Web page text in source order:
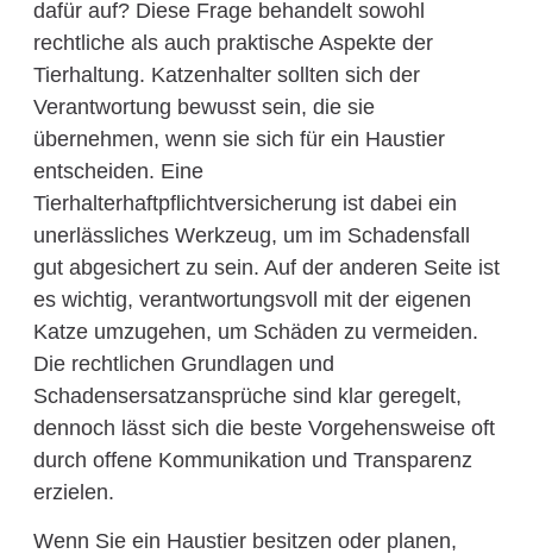
dafür auf? Diese Frage behandelt sowohl
rechtliche als auch praktische Aspekte der
Tierhaltung. Katzenhalter sollten sich der
Verantwortung bewusst sein, die sie
übernehmen, wenn sie sich für ein Haustier
entscheiden. Eine
Tierhalterhaftpflichtversicherung ist dabei ein
unerlässliches Werkzeug, um im Schadensfall
gut abgesichert zu sein. Auf der anderen Seite ist
es wichtig, verantwortungsvoll mit der eigenen
Katze umzugehen, um Schäden zu vermeiden.
Die rechtlichen Grundlagen und
Schadensersatzansprüche sind klar geregelt,
dennoch lässt sich die beste Vorgehensweise oft
durch offene Kommunikation und Transparenz
erzielen.
Wenn Sie ein Haustier besitzen oder planen,